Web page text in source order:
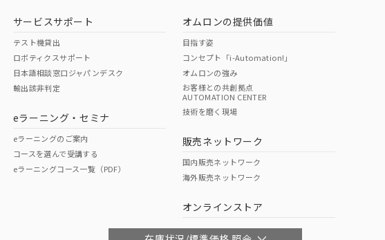
サービスサポート
テスト機貸出
ロボティクスサポート
日本語相談窓口ジャパンデスク
輸出該非判定
eラーニング・セミナ
eラーニングのご案内
コースを選んで受講する
eラーニングコース一覧（PDF）
オムロンの提供価値
目指す姿
コンセプト「i-Automation!」
オムロンの強み
お客様との共創拠点
AUTOMATION CENTER
技術を磨く現場
販売ネットワーク
国内販売ネットワーク
海外販売ネットワーク
オンラインストア